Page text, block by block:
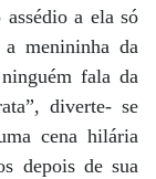
a ela só
menininha da
fala da
diverte- se
cena hilária
depois de sua